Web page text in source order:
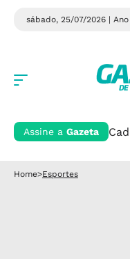
sábado, 25/07/2026 | Ano
Assine a Gazeta
Home>Esportes